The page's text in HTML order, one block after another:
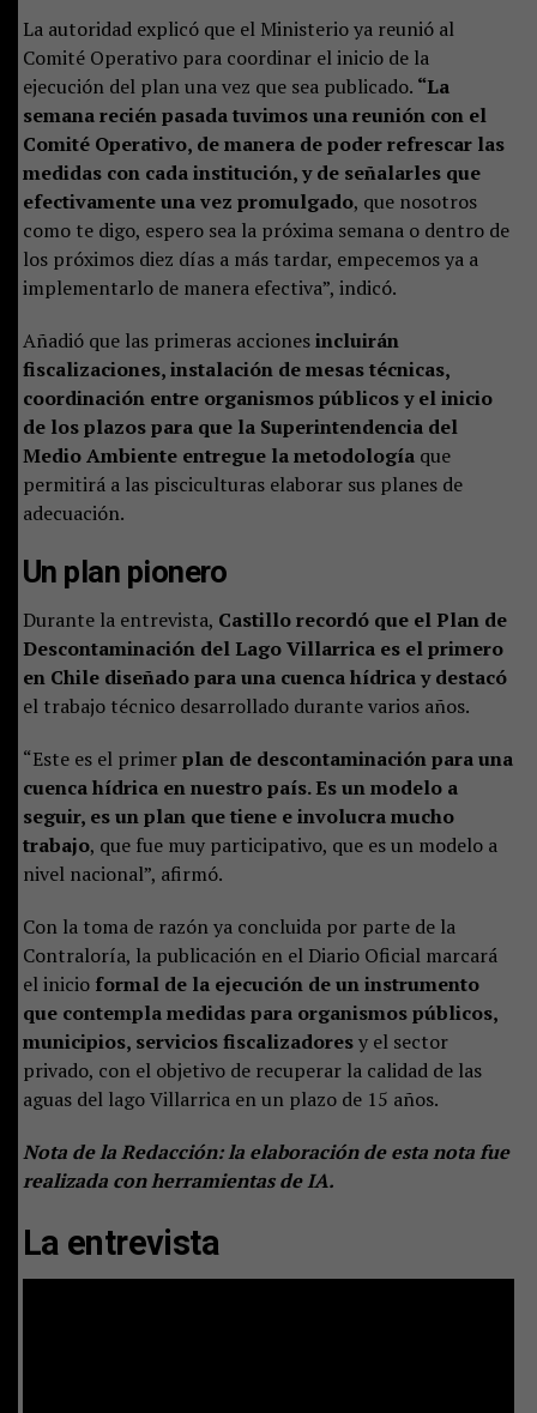
La autoridad explicó que el Ministerio ya reunió al
Comité Operativo para coordinar el inicio de la
ejecución del plan una vez que sea publicado. “La
semana recién pasada tuvimos una reunión con el
Comité Operativo, de manera de poder refrescar las
medidas con cada institución, y de señalarles que
efectivamente una vez promulgado, que nosotros
como te digo, espero sea la próxima semana o dentro de
los próximos diez días a más tardar, empecemos ya a
implementarlo de manera efectiva”, indicó.
Añadió que las primeras accionesincluirán
fiscalizaciones, instalación de mesas técnicas,
coordinación entre organismos públicos y el inicio
de los plazos para que la Superintendencia del
Medio Ambiente entregue la metodología que
permitirá a las pisciculturas elaborar sus planes de
adecuación.
Un plan pionero
Durante la entrevista, Castillo recordó que el Plan de
Descontaminación del Lago Villarrica es el primero
en Chile diseñado para una cuenca hídrica y destacó
el trabajo técnico desarrollado durante varios años.
“Este es el primerplan de descontaminación para una
cuenca hídrica en nuestro país. Es un modelo a
seguir, es un plan que tiene e involucra mucho
trabajo, que fue muy participativo, que es un modelo a
nivel nacional”, afirmó.
Con la toma de razón ya concluida por parte de la
Contraloría, la publicación en el Diario Oficial marcará
el inicio formal de la ejecución de un instrumento
que contempla medidas para organismos públicos,
municipios, servicios fiscalizadoresy el sector
privado, con el objetivo de recuperar la calidad de las
aguas del lago Villarrica en un plazo de 15 años.
Nota de la Redacción: la elaboración de esta nota fue
realizada con herramientas de IA.
La entrevista